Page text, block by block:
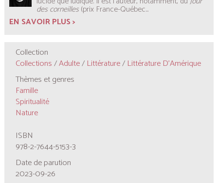
descorneilles(prix France-Québec...
EN SAVOIR PLUS >
Collection
Collections/Adulte/ Littérature/ Littérature D'Amérique
Thèmes et genres
Famille
Spiritualité
Nature
ISBN
978-2-7644-5153-3
Date de parution
2023-09-26